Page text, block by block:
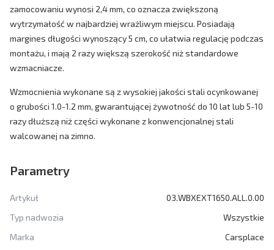
zamocowaniu wynosi 2,4 mm, co oznacza zwiększoną
wytrzymałość w najbardziej wrażliwym miejscu. Posiadają
margines długości wynoszący 5 cm, co ułatwia regulację podczas
montażu, i mają 2 razy większą szerokość niż standardowe
wzmacniacze.
Wzmocnienia wykonane są z wysokiej jakości stali ocynkowanej
o grubości 1.0-1.2 mm, gwarantującej żywotność do 10 lat lub 5-10
razy dłuższą niż części wykonane z konwencjonalnej stali
walcowanej na zimno.
Parametry
Artykuł
03.WBXEXT1650.ALL.0.00
Typ nadwozia
Wszystkie
Marka
Carsplace